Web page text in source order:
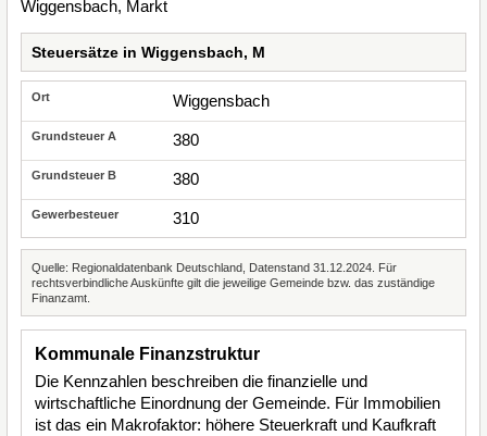
Steuersätze in Wiggensbach, M
Wiggensbach
380
380
310
Quelle: Regionaldatenbank Deutschland, Datenstand 31.12.2024. Für
rechtsverbindliche Auskünfte gilt die jeweilige Gemeinde bzw. das zuständige
Finanzamt.
Kommunale Finanzstruktur
Die Kennzahlen beschreiben die finanzielle und
wirtschaftliche Einordnung der Gemeinde. Für Immobilien
ist das ein Makrofaktor: höhere Steuerkraft und Kaufkraft